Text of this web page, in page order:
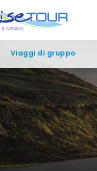
Viaggi di gruppo